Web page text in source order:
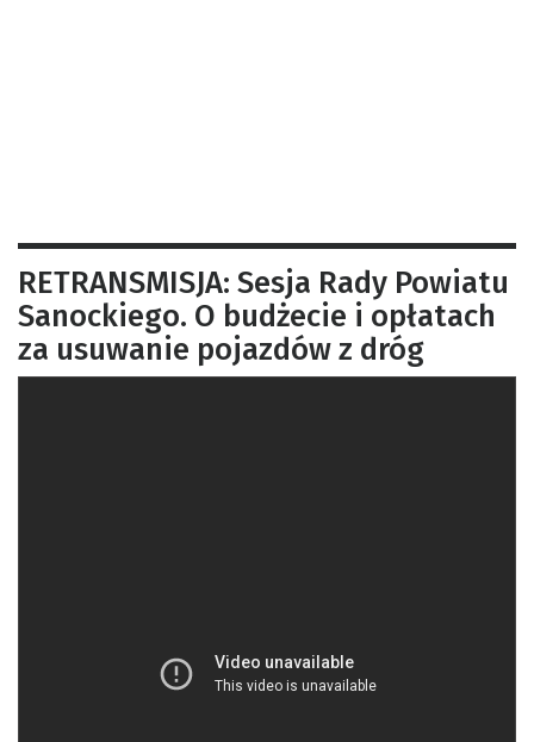
RETRANSMISJA: Sesja Rady Powiatu
Sanockiego. O budżecie i opłatach
za usuwanie pojazdów z dróg